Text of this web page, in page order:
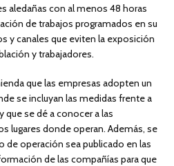
aledañas con al menos 48 horas
de trabajos programados en su
y canales que eviten la exposición
y trabajadores.
que las empresas adopten un
se incluyan las medidas frente a
que se dé a conocer a las
lugares donde operan. Además, se
operación sea publicado en las
de las compañías para que